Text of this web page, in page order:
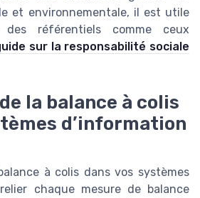
et environnementale, il est utile
des référentiels comme ceux
sur la responsabilité sociale
la balance à colis
d’information
à colis dans vos systèmes
chaque mesure de balance